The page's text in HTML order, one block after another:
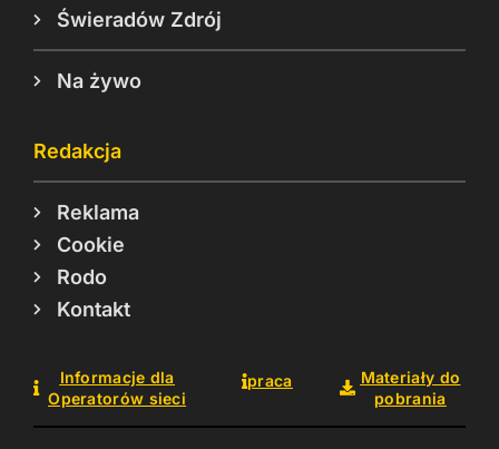
Świeradów Zdrój
Na żywo
Redakcja
Reklama
Cookie
Rodo
Kontakt
Informacje dla
Operatorów sieci
praca
Materiały do
pobrania